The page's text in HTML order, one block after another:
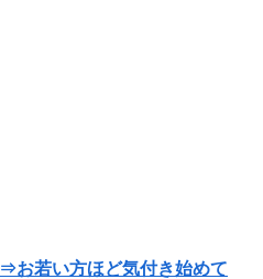
⇒お若い方ほど気付き始めて